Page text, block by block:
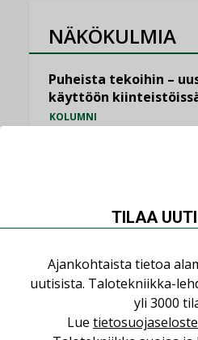
NÄKÖKULMIA
Puheista tekoihin –
käyttöön
KOLUMNI
ilmanvaihtoa
Miten varmistetaan
saatavien tietojen
TILAA
Ajankohtaista tietoa
uutisista. Talotekniikka-
yli 3000
Lue